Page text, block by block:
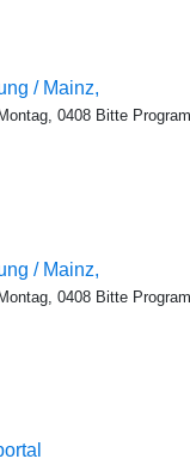
/ Mainz,
0408 Bitte
/ Mainz,
0408 Bitte